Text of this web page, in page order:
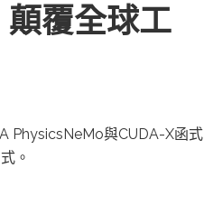
覆全球工
PhysicsNeMo與CUDA-X函式
。